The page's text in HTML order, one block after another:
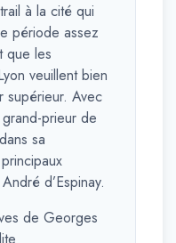
à la cité qui
période assez
que les
veuillent bien
supérieur. Avec
prieur de
sa
d’Espinay.
de Georges